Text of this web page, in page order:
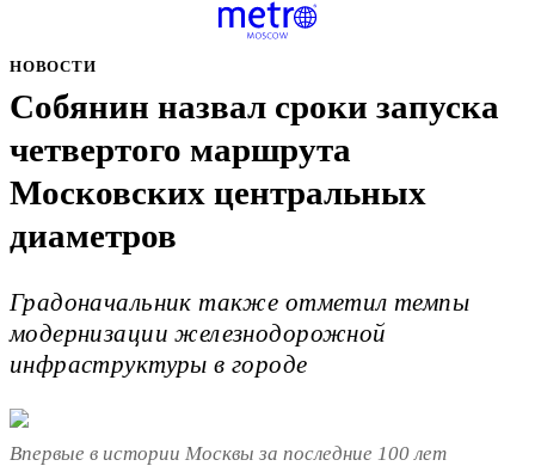
НОВОСТИ
Собянин назвал сроки запуска
четвертого маршрута
Московских центральных
диаметров
Градоначальник также отметил темпы
модернизации железнодорожной
инфраструктуры в городе
Впервые в истории Москвы за последние 100 лет